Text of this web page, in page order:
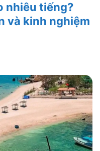
nhiêu tiếng?
và kinh nghiệm